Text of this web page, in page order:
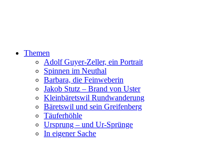
Themen
Adolf Guyer-Zeller, ein Portrait
Spinnen im Neuthal
Barbara, die Feinweberin
Jakob Stutz – Brand von Uster
Kleinbäretswil Rundwanderung
Bäretswil und sein Greifenberg
Täuferhöhle
Ursprung – und Ur-Sprünge
In eigener Sache